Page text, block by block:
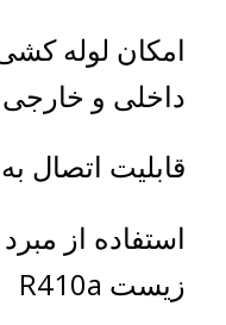
امکان لوله
داخلی و خارجی
قابلیت اتصال
استفاده از
زیست R410a